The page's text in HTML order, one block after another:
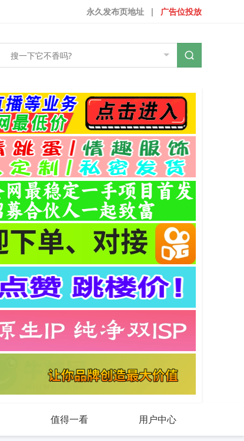
广告位投放
|
永久发布页地址
值得一看 用户中心